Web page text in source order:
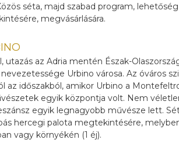
séta, majd szabad program,
megvásárlására.
utazás az Adria mentén Észak-
Urbino városa. Az óváros
az időszakból, amikor Urbino a
egyik központja volt. Nem
egyik legnagyobb művésze lett.
hercegi palota megtekintésére,
vagy környékén (1 éj).